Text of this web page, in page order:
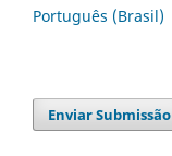
Português (Brasil)
Enviar Submissão